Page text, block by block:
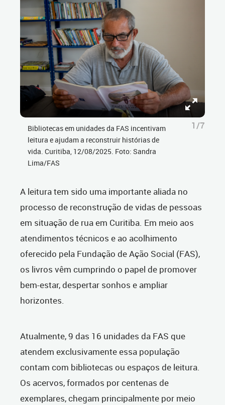
Bibliotecas em unidades da FAS incentivam
leitura e ajudam a reconstruir histórias de
vida. Curitiba, 12/08/2025. Foto: Sandra
Lima/FAS
1/7
A leitura tem sido uma importante aliada no
processo de reconstrução de vidas de pessoas
em situação de rua em Curitiba. Em meio aos
atendimentos técnicos e ao acolhimento
oferecido pela Fundação de Ação Social (FAS),
os livros vêm cumprindo o papel de promover
bem-estar, despertar sonhos e ampliar
horizontes.
Atualmente, 9 das 16 unidades da FAS que
atendem exclusivamente essa população
contam com bibliotecas ou espaços de leitura.
Os acervos, formados por centenas de
exemplares, chegam principalmente por meio